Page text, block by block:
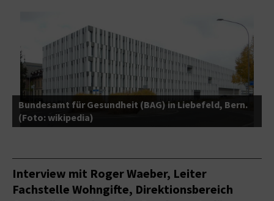
Bundesamt für Gesundheit (BAG) in Liebefeld, Bern.
(Foto: wikipedia)
Interview mit Roger Waeber, Leiter
Fachstelle Wohngifte, Direktionsbereich